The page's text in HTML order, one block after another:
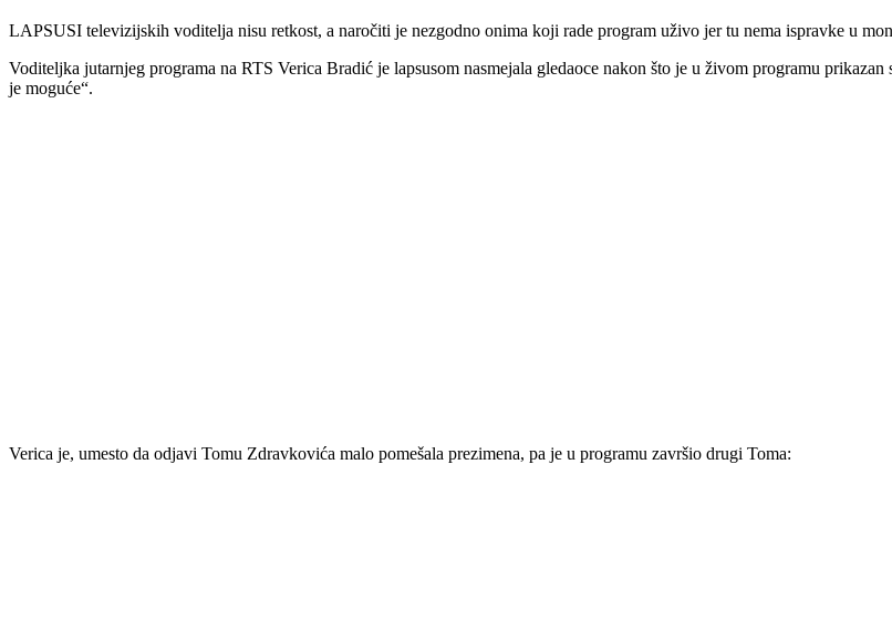
LAPSUSI televizijskih voditelja nisu retkost, a naročiti je nezgodno onima koji rade program uživo jer tu nema ispravke u
Voditeljka jutarnjeg programa na RTS Verica Bradić je lapsusom nasmejala gledaoce nakon što je u živom programu
je moguće“.
Verica je, umesto da odjavi Tomu Zdravkovića malo pomešala prezimena, pa je u programu završio drugi Toma: